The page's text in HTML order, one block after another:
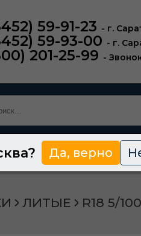
59-91-23 - г.
59-93-00 - г.
201-25-99 -
Да, верно
Шины
ЛИТЫЕ R18 5/